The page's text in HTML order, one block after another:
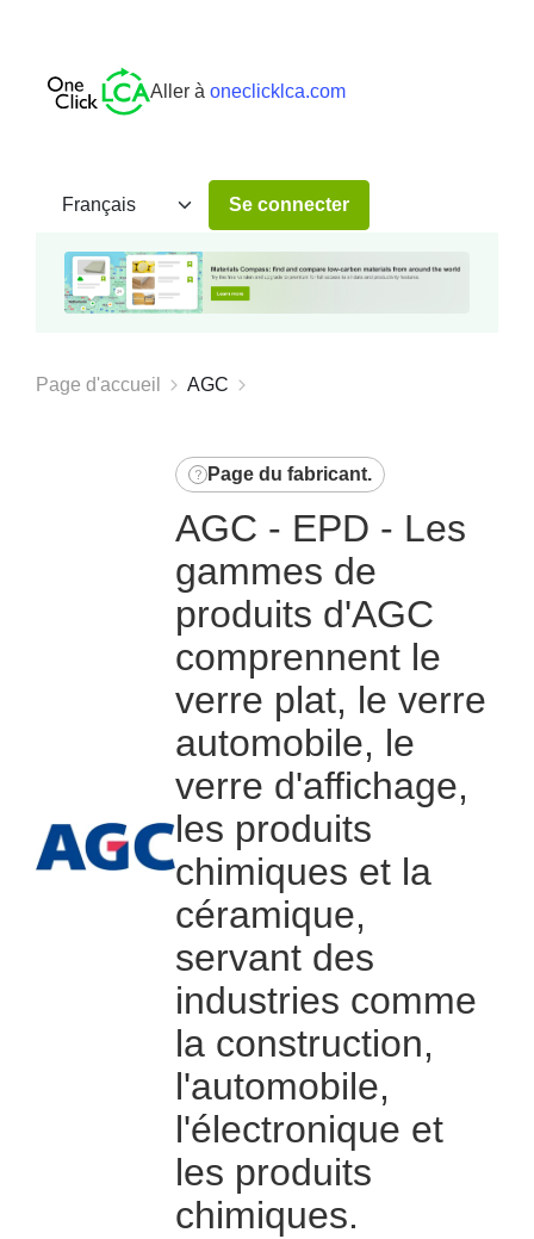
Aller à oneclicklca.com
Se connecter
Page d'accueil AGC
Page du fabricant.
AGC - EPD - Les
gammes de
produits d'AGC
comprennent le
verre plat, le verre
automobile, le
verre d'affichage,
les produits
chimiques et la
céramique,
servant des
industries comme
la construction,
l'automobile,
l'électronique et
les produits
chimiques.